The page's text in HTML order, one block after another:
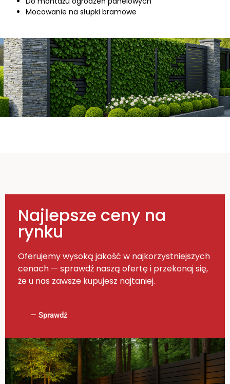
Mocowanie na słupki bramowe
Najlepsze ceny na
rynku
Oferujemy wysoką jakość w najkorzystniejszych
cenach — sprawdź naszą ofertę i przekonaj się,
że u nas zawsze kupujesz najtaniej.
— Sprawdź